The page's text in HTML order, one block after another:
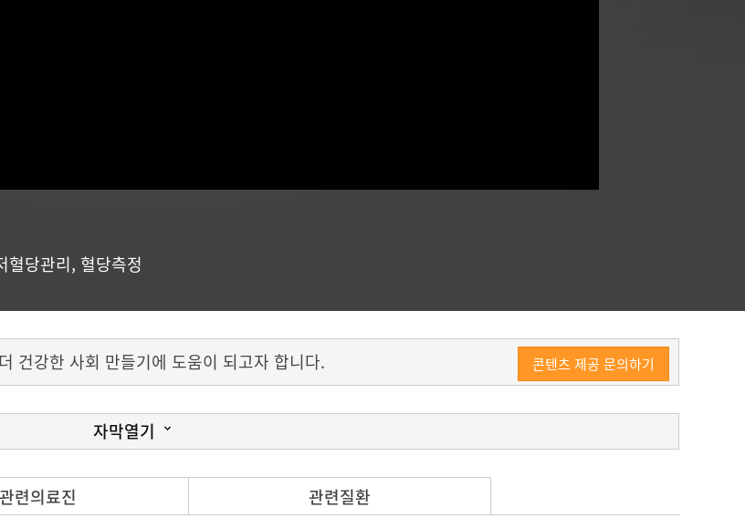
혈당관리, 혈당측정
건강한 사회 만들기에 도움이 되고자 합니다. 콘텐츠 제공 문의하기
자막열기
날 때, 흔히들 ‘당 떨어졌다’…라면서 당분이 들어있는 먹거리를 찾는데요,
들이 있습니다.
관련의료진 관련질환